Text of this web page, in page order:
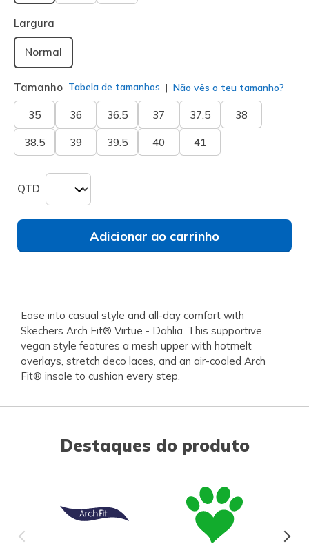
selecionado
Largura
Normal
Tamanho Tabela de tamanhos Não vês o teu tamanho?
35 36 36.5 37 37.5 38
38.5 39 39.5 40 41
QTD
Adicionar ao carrinho
Ease into casual style and all-day comfort with
Skechers Arch Fit® Virtue - Dahlia. This supportive
vegan style features a mesh upper with hotmelt
overlays, stretch deco laces, and an air-cooled Arch
Fit® insole to cushion every step.
Destaques do produto